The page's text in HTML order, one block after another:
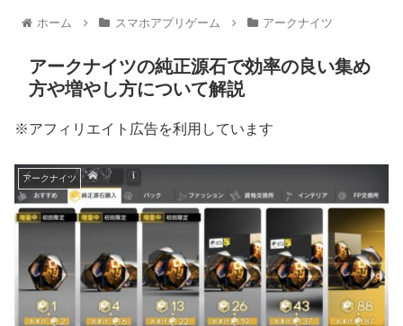
ホーム スマホアプリゲーム アークナイツ
アークナイツの純正源石で効率の良い集め
方や増やし方について解説
※アフィリエイト広告を利用しています
アークナイツ